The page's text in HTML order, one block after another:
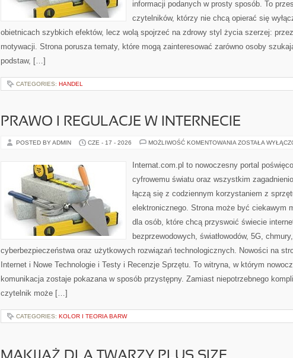
informacji podanych w prosty sposób. To
czytelników, którzy nie chcą opierać się
obietnicach szybkich efektów, lecz wolą spojrzeć na zdrowy styl życia szerzej:
motywacji. Strona porusza tematy, które mogą zainteresować zarówno osoby
podstaw, […]
CATEGORIES: HANDEL
PRAWO I REGULACJE W INTERNECIE
POSTED BY ADMIN CZE - 17 - 2026 MOŻLIWOŚĆ KOMENTOWANIA PRAWO
INTERNECIE
ZOSTAŁA
Internat.com.pl to nowoczesny portal
cyfrowemu światu oraz wszystkim
łączą się z codziennym korzystaniem z
elektronicznego. Strona może być ciekawym
dla osób, które chcą przyswoić świecie
bezprzewodowych, światłowodów, 5G,
cyberbezpieczeństwa oraz użytkowych rozwiązań technologicznych. Nowości na
Internet i Nowe Technologie i Testy i Recenzje Sprzętu. To witryna, w którym
komunikacja zostaje pokazana w sposób przystępny. Zamiast niepotrzebnego
czytelnik może […]
CATEGORIES: KOLOR I TEORIA BARW